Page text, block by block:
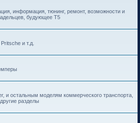
информация, тюнинг, ремонт, возможности и
будующее T5
и т.д.
и остальным моделям коммерческого транспорта,
разделы